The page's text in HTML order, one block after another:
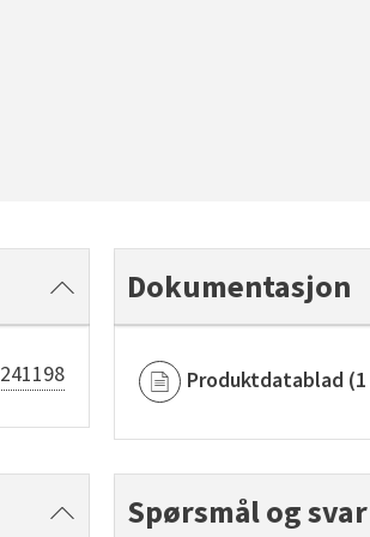
241198
Dokumentasjon
Produktdatablad (
Spørsmål og svar